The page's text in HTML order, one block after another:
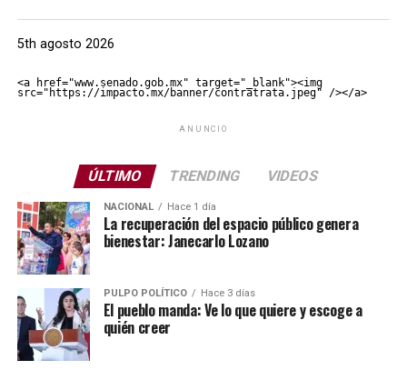
5th agosto 2026
<a href="www.senado.gob.mx" target="_blank"><img
src="https://impacto.mx/banner/contratrata.jpeg" /></a>
ANUNCIO
ÚLTIMO TRENDING VIDEOS
NACIONAL Hace 1 día
La recuperación del espacio público genera
bienestar: Janecarlo Lozano
PULPO POLÍTICO Hace 3 días
El pueblo manda: Ve lo que quiere y escoge a
quién creer